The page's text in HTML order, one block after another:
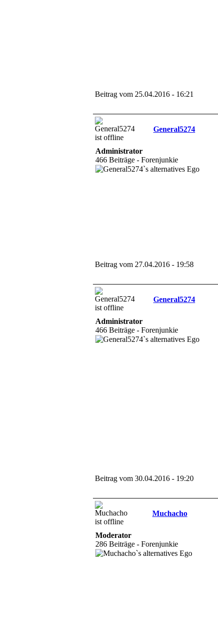
Beitrag vom 25.04.2016 - 16:21
General5274
Administrator
466 Beiträge - Forenjunkie
Beitrag vom 27.04.2016 - 19:58
General5274
Administrator
466 Beiträge - Forenjunkie
Beitrag vom 30.04.2016 - 19:20
Muchacho
Moderator
286 Beiträge - Forenjunkie